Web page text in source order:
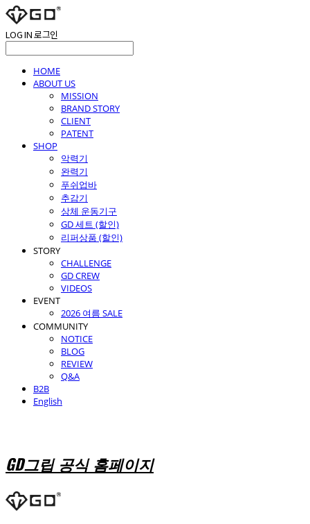
LOG IN로그인
HOME
ABOUT US
MISSION
BRAND STORY
CLIENT
PATENT
SHOP
악력기
완력기
푸쉬업바
추감기
상체 운동기구
GD 세트 (할인)
리퍼상품 (할인)
STORY
CHALLENGE
GD CREW
VIDEOS
EVENT
2026 여름 SALE
COMMUNITY
NOTICE
BLOG
REVIEW
Q&A
B2B
English
GD그립 공식 홈페이지